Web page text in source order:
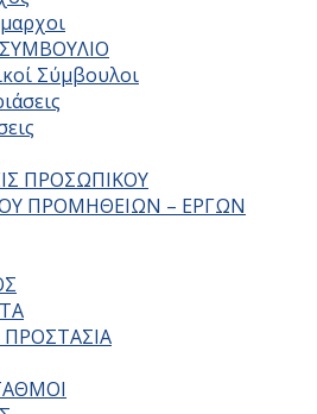
Σύμβουλοι
ΠΡΟΣΩΠΙΚΟΥ
ΠΡΟΜΗΘΕΙΩΝ – ΕΡΓΩΝ